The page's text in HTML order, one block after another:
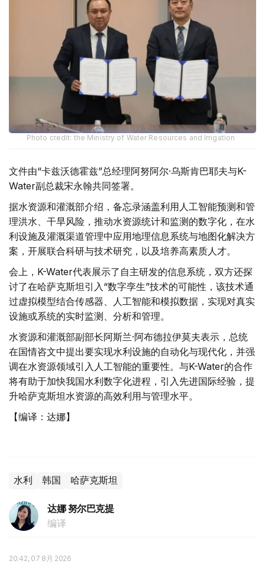
Photo credit: the Ministry of Water Resources and Irrigation
文件由“卡兹沃德霍兹”总经理阿努阿尔·乌斯肯巴耶夫与K-
Water副总裁宋永翰共同签署。
据水资源和灌溉部介绍，备忘录涵盖利用人工智能预测和管
理洪水、干旱风险，推动水资源统计和监测的数字化，在水
利设施及灌溉渠道管理中应用地理信息系统与地图化解决方
案，开展联合科研与技术研究，以及培养高素质人才。
会上，K-Water代表展示了自主研发的信息系统，双方还探
讨了在哈萨克斯坦引入“数字孪生”技术的可能性，该技术通
过虚拟模型结合传感器、人工智能和模拟数据，实现对真实
设施或系统的实时监测、分析和管理。
水资源和灌溉部副部长阿斯兰·阿布德拉伊莫夫表示，总统
在国情咨文中提出要实现水利设施的自动化与现代化，并强
调在水资源领域引入人工智能的重要性。与K-Water的合作
将有助于加快我国水利数字化进程，引入先进国际经验，提
升哈萨克斯坦水资源的高效利用与管理水平。
【编译：达娜】
水利 韩国 哈萨克斯坦
达娜 努尔巴克提
编译
20:42, 07 8月 2026